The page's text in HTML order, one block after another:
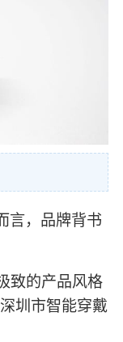
言，品牌背书
致的产品风格
圳市智能穿戴